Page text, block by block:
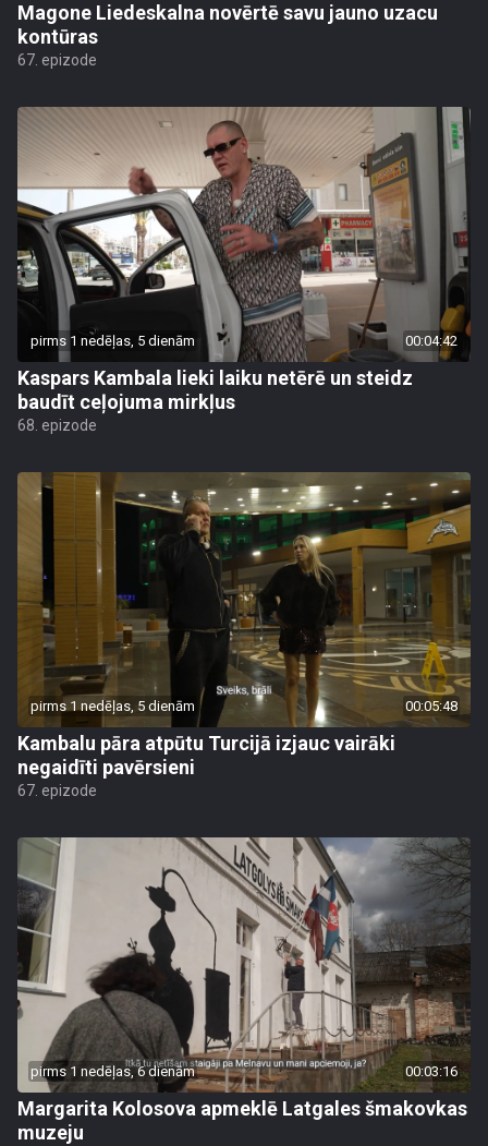
Magone Liedeskalna novērtē savu jauno uzacu
kontūras
67. epizode
pirms 1 nedēļas, 5 dienām 00:04:42
Kaspars Kambala lieki laiku netērē un steidz
baudīt ceļojuma mirkļus
68. epizode
pirms 1 nedēļas, 5 dienām 00:05:48
Kambalu pāra atpūtu Turcijā izjauc vairāki
negaidīti pavērsieni
67. epizode
pirms 1 nedēļas, 6 dienām 00:03:16
Margarita Kolosova apmeklē Latgales šmakovkas
muzeju